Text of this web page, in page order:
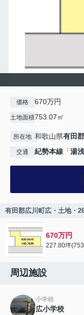
価格 670万円
土地面積753.07㎡
所在地 和歌山県有田
交通 紀勢本線 「湯浅
有田郡広川町広・土地・
670万円
227.80坪
周辺施設
小学校
広小学校